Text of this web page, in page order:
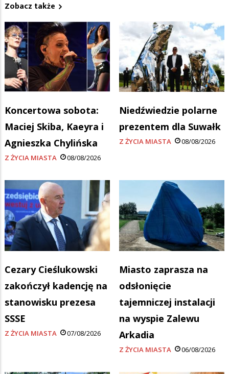
Zobacz także
Koncertowa sobota:
Maciej Skiba, Kaeyra i
Agnieszka Chylińska
Z ŻYCIA MIASTA 08/08/2026
Niedźwiedzie polarne
prezentem dla Suwałk
Z ŻYCIA MIASTA 08/08/2026
Cezary Cieślukowski
zakończył kadencję na
stanowisku prezesa
SSSE
Z ŻYCIA MIASTA 07/08/2026
Miasto zaprasza na
odsłonięcie
tajemniczej instalacji
na wyspie Zalewu
Arkadia
Z ŻYCIA MIASTA 06/08/2026